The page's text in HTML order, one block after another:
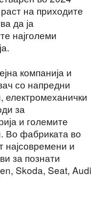
на приходите
да ја
најголеми
компанија и
со напредни
електромеханички
за
и големите
Во фабриката во
најсовремени и
за познати
Skoda, Seat, Audi